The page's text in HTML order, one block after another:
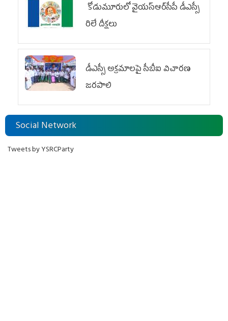
కోడుమూరులో వైయ‌స్ఆర్‌సీపీ డీఎస్సీ
రిలే దీక్షలు
డీఎస్సీ అక్రమాలపై సీబీఐ విచారణ
జరపాలి
Social Network
Tweets by YSRCParty